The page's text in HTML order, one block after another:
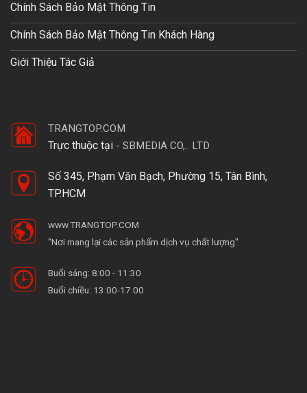
Chính Sách Bảo Mật Thông Tin
Chính Sách Bảo Mật Thông Tin Khách Hàng
Giới Thiệu Tác Giả
TRANGTOP.COM
Trực thuộc tại - SBMEDIA CO,.. LTD
Số 345, Phạm Văn Bạch, Phường 15, Tân Bình,
TP.HCM
www.TRANGTOP.COM
"Nơi mang lại các sản phẩm dịch vụ chất lượng"
Buổi sáng: 8:00 - 11:30
Buổi chiều: 13:00-17:00